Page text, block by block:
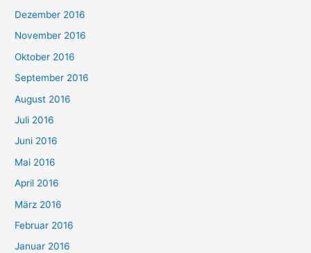
Dezember 2016
November 2016
Oktober 2016
September 2016
August 2016
Juli 2016
Juni 2016
Mai 2016
April 2016
März 2016
Februar 2016
Januar 2016